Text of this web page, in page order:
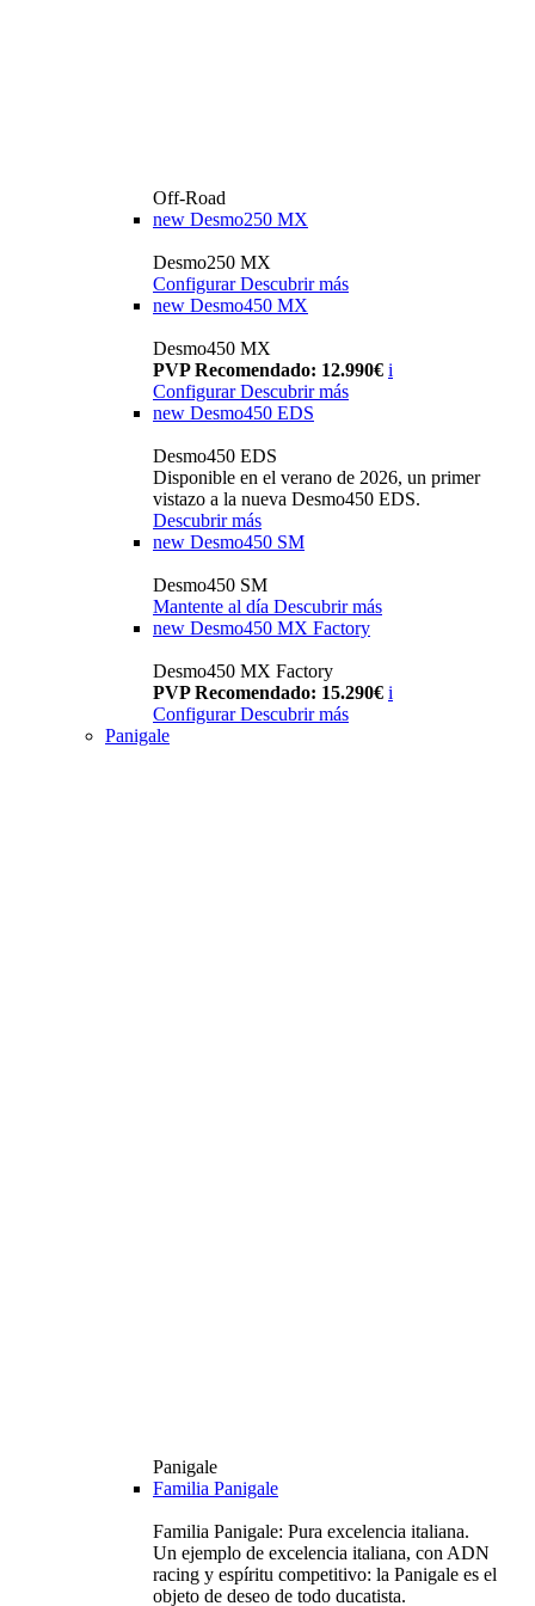
Off-Road
new Desmo250 MX
Desmo250 MX
Configurar Descubrir más
new Desmo450 MX
Desmo450 MX
PVP Recomendado: 12.990€ i
Configurar Descubrir más
new Desmo450 EDS
Desmo450 EDS
Disponible en el verano de 2026, un primer
vistazo a la nueva Desmo450 EDS.
Descubrir más
new Desmo450 SM
Desmo450 SM
Mantente al día Descubrir más
new Desmo450 MX Factory
Desmo450 MX Factory
PVP Recomendado: 15.290€ i
Configurar Descubrir más
Panigale
Panigale
Familia Panigale
Familia Panigale: Pura excelencia italiana.
Un ejemplo de excelencia italiana, con ADN
racing y espíritu competitivo: la Panigale es el
objeto de deseo de todo ducatista.